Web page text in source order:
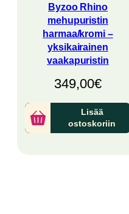
Byzoo Rhino
mehupuristin
harmaa/kromi –
yksikairainen
vaakapuristin
349,00€
Lisää
ostoskoriin